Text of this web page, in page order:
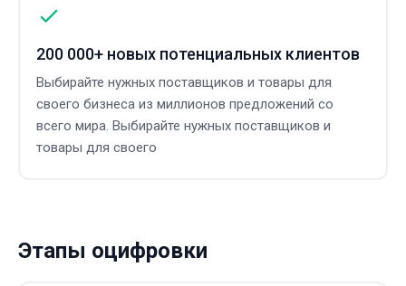
200 000+ новых потенциальных клиентов
Выбирайте нужных поставщиков и товары для
своего бизнеса из миллионов предложений со
всего мира. Выбирайте нужных поставщиков и
товары для своего
Этапы оцифровки